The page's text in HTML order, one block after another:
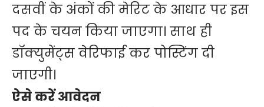
दसवीं के अंकों की मेरिट के आधार पर इस
पद के चयन किया जाएगा। साथ ही
डॉक्युमेंट्स वेरिफाई कर पोस्टिंग दी
जाएगी।
ऐसे करें आवेदन